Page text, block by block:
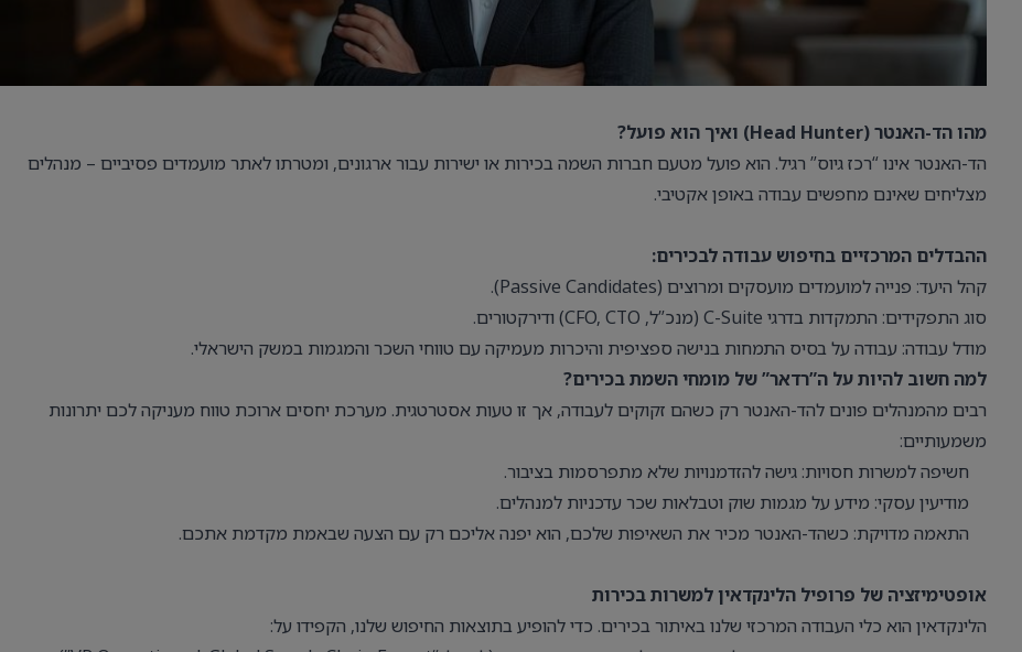
מהו הד-האנטר (Head Hunter) ואיך הוא פועל?
הד-האנטר אינו “רכז גיוס” רגיל. הוא פועל מטעם חברות השמה בכירות או ישירות עבור ארגונים, ומטרתו לאתר מועמדים פסיביים – מנהלים
מצליחים שאינם מחפשים עבודה באופן אקטיבי.
ההבדלים המרכזיים בחיפוש עבודה לבכירים:
קהל היעד: פנייה למועמדים מועסקים ומרוצים (Passive Candidates).
סוג התפקידים: התמקדות בדרגי C-Suite (מנכ”ל, CFO, CTO) ודירקטורים.
מודל עבודה: עבודה על בסיס התמחות בנישה ספציפית והיכרות מעמיקה עם טווחי השכר והמגמות במשק הישראלי.
למה חשוב להיות על ה”רדאר” של מומחי השמת בכירים?
רבים מהמנהלים פונים להד-האנטר רק כשהם זקוקים לעבודה, אך זו טעות אסטרטגית. מערכת יחסים ארוכת טווח מעניקה לכם יתרונות
משמעותיים:
חשיפה למשרות חסויות: גישה להזדמנויות שלא מתפרסמות בציבור.
מודיעין עסקי: מידע על מגמות שוק וטבלאות שכר עדכניות למנהלים.
התאמה מדויקת: כשהד-האנטר מכיר את השאיפות שלכם, הוא יפנה אליכם רק עם הצעה שבאמת מקדמת אתכם.
אופטימיזציה של פרופיל הלינקדאין למשרות בכירות
הלינקדאין הוא כלי העבודה המרכזי שלנו באיתור בכירים. כדי להופיע בתוצאות החיפוש שלנו, הקפידו על: